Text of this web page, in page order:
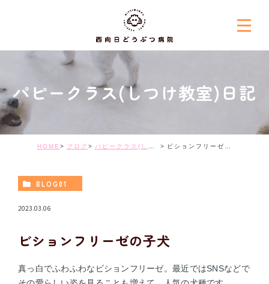
パピークラス(しつけ教室)日記
HOME ブログ パピークラス(しつけ教室)日記 ビションフリーゼの子犬
BLOG01
2023.03.06
ビションフリーゼの子犬
真っ白でふわふわなビションフリーゼ。最近ではSNSなどで